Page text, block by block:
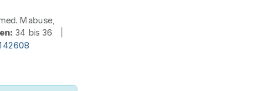
Mabuse,
34 bis 36 |